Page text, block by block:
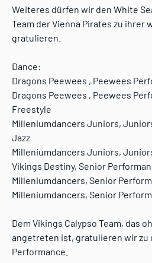
Weiteres dürfen wir den White
Team der Vienna Pirates zu ihrer
gratulieren.
Dance:
Dragons Peewees , Peewees
Dragons Peewees , Peewees
Freestyle
Milleniumdancers Juniors,
Jazz
Milleniumdancers Juniors,
Vikings Destiny, Senior
Milleniumdancers, Senior
Milleniumdancers, Senior
Dem Vikings Calypso Team, das
angetreten ist, gratulieren wir zu
Performance.